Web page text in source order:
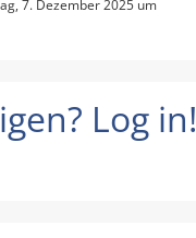
7. Dezember 2025 um
Log in!